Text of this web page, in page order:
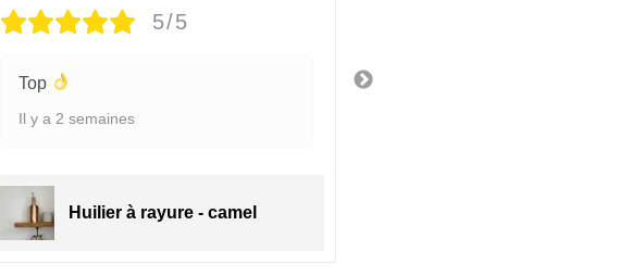
5/5
Top
Il y a 2 semaines
Huilier à rayure - camel